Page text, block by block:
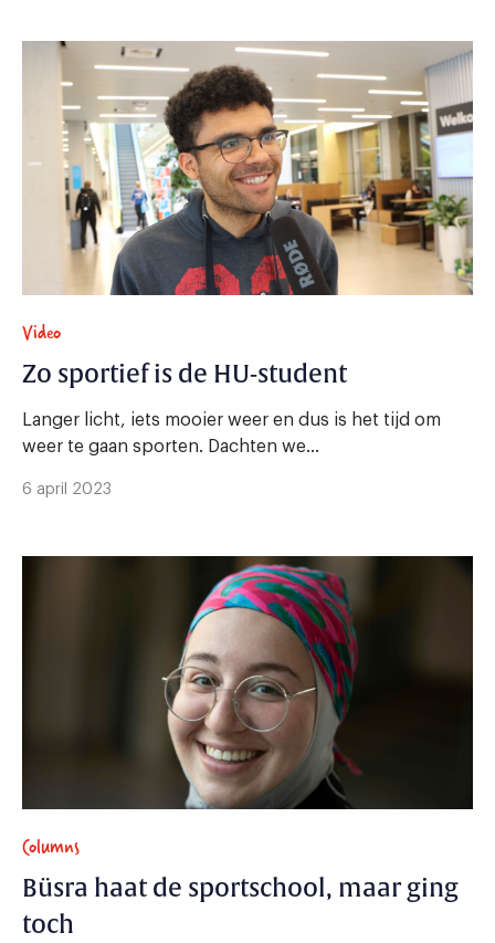
Video
Zo sportief is de HU-student
Langer licht, iets mooier weer en dus is het tijd om
weer te gaan sporten. Dachten we...
6 april 2023
Columns
Büsra haat de sportschool, maar ging
toch